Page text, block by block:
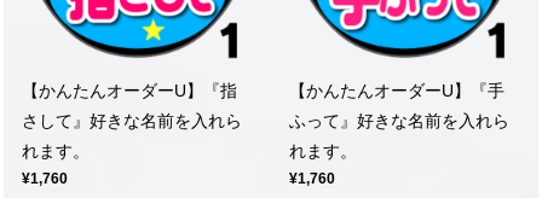
【かんたんオーダーU】『指
さして』好きな名前を入れら
れます。
¥1,760
【かんたんオーダーU】『手
ふって』好きな名前を入れら
れます。
¥1,760